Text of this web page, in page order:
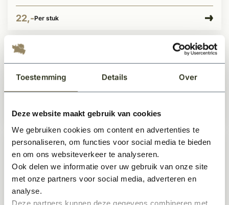
Toestemming Details Over
Deze website maakt gebruik van cookies
We gebruiken cookies om content en advertenties te
personaliseren, om functies voor social media te bieden
en om ons websiteverkeer te analyseren.
Ook delen we informatie over uw gebruik van onze site
met onze partners voor social media, adverteren en
analyse.
Deze partners kunnen deze gegevens combineren met
22,-Per stuk
Op voorraad
Moeller Stone Care P323 slijtvaste
18,99Per stuk
Op voorraad
Moeller Stone Care S244 Vlekstop
kleurverdiepend